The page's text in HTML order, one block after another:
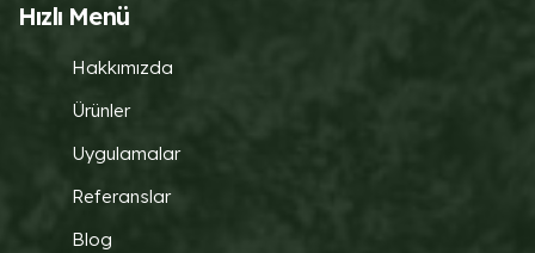
Hızlı Menü
Hakkımızda
Ürünler
Uygulamalar
Referanslar
Blog